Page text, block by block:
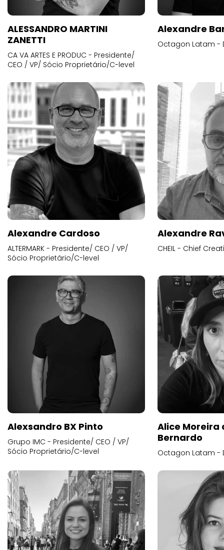
ALESSANDRO MARTINI
ZANETTI
CA VA ARTES E PRODUC - Presidente/
CEO / VP/ Sócio Proprietário/C-level
Alexandre
Octagon Latam -
Alexandre Cardoso
ALTERMARK - Presidente/ CEO / VP/
Sócio Proprietário/C-level
Alexandre
CHEIL - Chief
Alexsandro BX Pinto
Grupo IMC - Presidente/ CEO / VP/
Sócio Proprietário/C-level
Alice
Bernardo
Octagon Latam -